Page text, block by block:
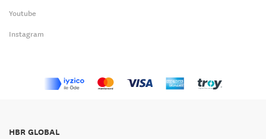
Youtube
Instagram
HBR GLOBAL